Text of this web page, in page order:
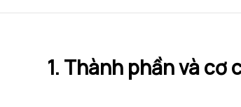
1. Thành phần và cơ